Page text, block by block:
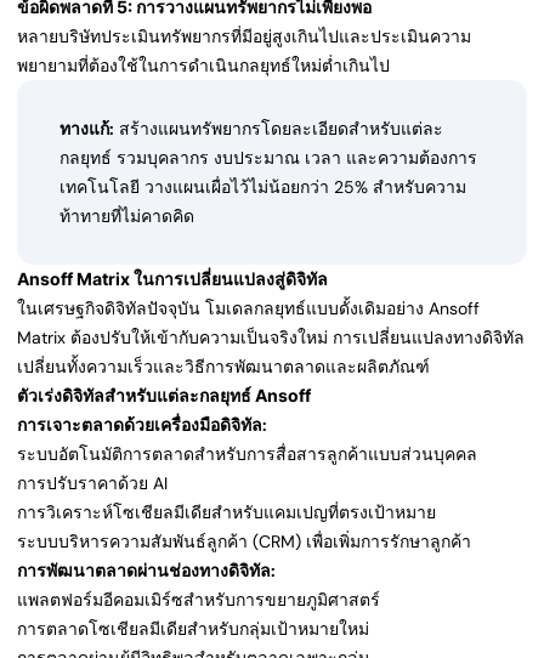
ข้อผิดพลาดที่ 5: การวางแผนทรัพยากรไม่เพียงพอ
หลายบริษัทประเมินทรัพยากรที่มีอยู่สูงเกินไปและประเมินความ
พยายามที่ต้องใช้ในการดำเนินกลยุทธ์ใหม่ต่ำเกินไป
ทางแก้: สร้างแผนทรัพยากรโดยละเอียดสำหรับแต่ละ
กลยุทธ์ รวมบุคลากร งบประมาณ เวลา และความต้องการ
เทคโนโลยี วางแผนเผื่อไว้ไม่น้อยกว่า 25% สำหรับความ
ท้าทายที่ไม่คาดคิด
Ansoff Matrix ในการเปลี่ยนแปลงสู่ดิจิทัล
ในเศรษฐกิจดิจิทัลปัจจุบัน โมเดลกลยุทธ์แบบดั้งเดิมอย่าง Ansoff
Matrix ต้องปรับให้เข้ากับความเป็นจริงใหม่ การเปลี่ยนแปลงทางดิจิทัล
เปลี่ยนทั้งความเร็วและวิธีการพัฒนาตลาดและผลิตภัณฑ์
ตัวเร่งดิจิทัลสำหรับแต่ละกลยุทธ์ Ansoff
การเจาะตลาดด้วยเครื่องมือดิจิทัล:
ระบบอัตโนมัติการตลาดสำหรับการสื่อสารลูกค้าแบบส่วนบุคคล
การปรับราคาด้วย AI
การวิเคราะห์โซเชียลมีเดียสำหรับแคมเปญที่ตรงเป้าหมาย
ระบบบริหารความสัมพันธ์ลูกค้า (CRM) เพื่อเพิ่มการรักษาลูกค้า
การพัฒนาตลาดผ่านช่องทางดิจิทัล:
แพลตฟอร์มอีคอมเมิร์ซสำหรับการขยายภูมิศาสตร์
การตลาดโซเชียลมีเดียสำหรับกลุ่มเป้าหมายใหม่